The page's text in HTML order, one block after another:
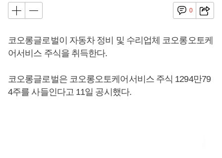
0
코오롱글로벌이 자동차 정비 및 수리업체 코오롱오토케
어서비스 주식을 취득한다.
코오롱글로벌은 코오롱오토케어서비스 주식 1294만79
4주를 사들인다고 11일 공시했다.